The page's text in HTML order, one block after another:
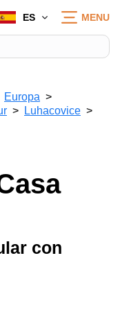
ES MENU
Europa
Luhacovice
con